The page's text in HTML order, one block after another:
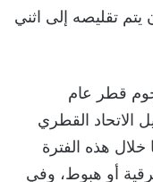
تقليصه إلى اثني
قطر عام
تشكيل الاتحاد القطري
هذه الفترة
أو هبوط، وفي